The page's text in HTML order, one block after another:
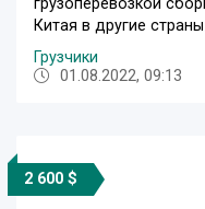
Китая в другие
Грузчики
01.08.2022, 09:13
2 600 $